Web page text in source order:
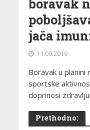
boravak
jača
11.09.2019
Boravak u planini
sportske
doprinosi
Prethodno: